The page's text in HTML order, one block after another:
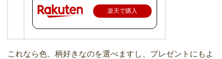
楽天で購入
これなら色、柄好きなのを選べますし、プレゼントにもよ